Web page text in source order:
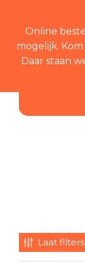
Online
mogelijk.
Daar staan
Laat